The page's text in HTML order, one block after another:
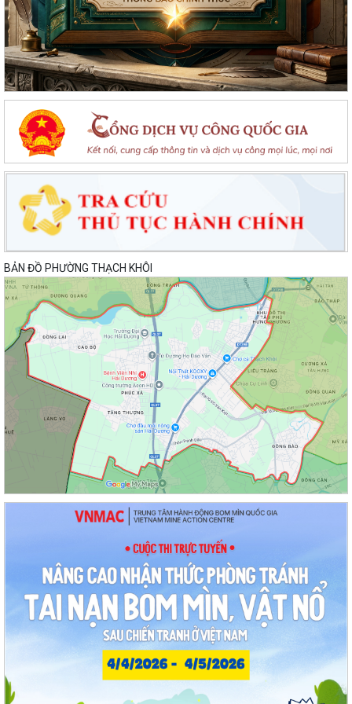
BẢN ĐỒ PHƯỜNG THẠCH KHÔI
Lan toả đạo lý "Uống nước nhớ nguồn" tại Trung tâm Phục vụ hành
chính công phường Thạch Khôi: Hướng...
Nâng cao kỹ năng sử dụng Internet, mạng xã hội an toàn cho trẻ em,
học sinh trên địa bàn thành phố
Hội nghị Ban Thường vụ Đảng ủy phường lần thứ 35
Sôi nổi ngày hội hiến máu "Thạch Khôi - ngàn trái tim hồng" năm 2026
Kế hoạch Giám sát và xử lý dịch, ổ dịch trên địa bàn phường Thạch
Quyết định Về việc Ban hành Quy chế quản lý và sử dụng nguồn công
đức tại các di tích trên địa...
Quyết định Về việc ban hành Quy chế hoạt động của Ban Quản lý di
tích Phường Thạch Khôi, thành phố...
UBND phường tổ chức phiên họp tháng 8/2026 (lần 1).
Kế hoạch tổ chức Hội nghị tuyên truyền, phổ biến triển khai Luật sửa